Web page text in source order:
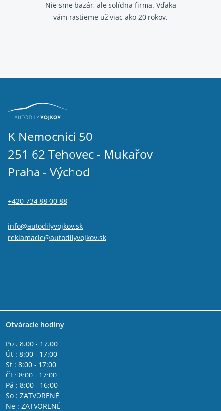
Nie sme bazár, ale solídna firma. Vďaka
vám rastieme už viac ako 20 rokov.
K Nemocnici 50
251 62 Tehovec - Mukařov
Praha - Východ
+420 734 88 00 88
info@autodilyvojkov.sk
reklamacie@autodilyvojkov.sk
Otváracie hodiny
Po : 8:00 - 17:00
Út : 8:00 - 17:00
St : 8:00 - 17:00
Čt : 8:00 - 17:00
Pá : 8:00 - 16:00
So : ZATVORENÉ
Ne : ZATVORENÉ